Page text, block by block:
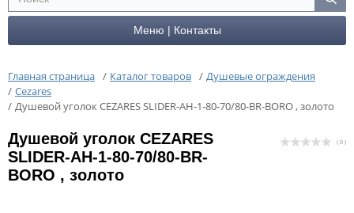
Меню | Контакты
Главная страница / Каталог товаров / Душевые ограждения
/ Cezares
/ Душевой уголок CEZARES SLIDER-AH-1-80-70/80-BR-BORO , золото
Душевой уголок CEZARES
SLIDER-AH-1-80-70/80-BR-
BORO , золото
( 0 )